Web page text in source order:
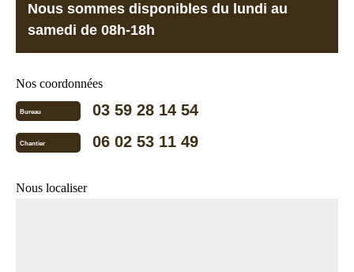
Nous sommes disponibles du lundi au
samedi de 08h-18h
Nos coordonnées
Bureau 03 59 28 14 54
Chantier 06 02 53 11 49
Nous localiser